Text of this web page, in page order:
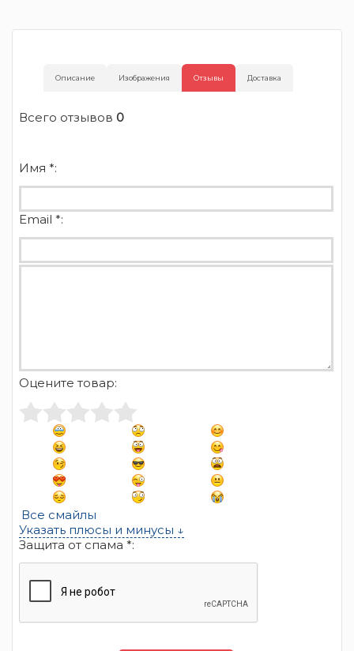
Описание Изображения Отзывы Доставка
Всего отзывов 0
Имя *:
Email *:
Оцените товар:
Все смайлы
Указать плюсы и минусы ↓
Защита от спама *: